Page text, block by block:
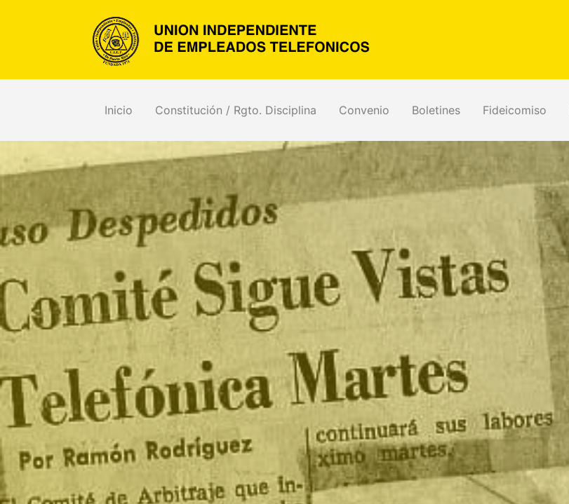
Inicio Constitución / Rgto. Disciplina Convenio Boletines Fideicomiso